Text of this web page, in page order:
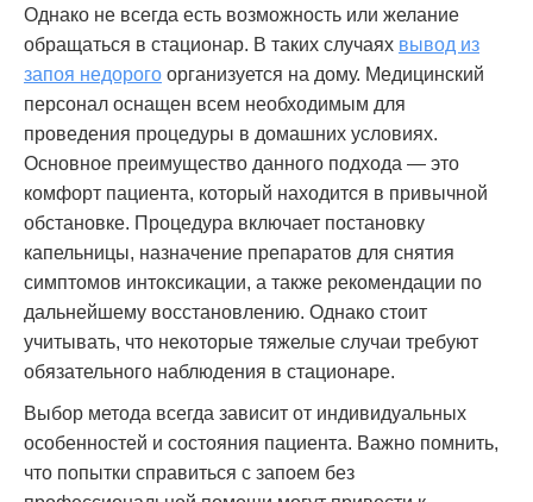
Однако не всегда есть возможность или желание
обращаться в стационар. В таких случаях вывод из
запоя недорого организуется на дому. Медицинский
персонал оснащен всем необходимым для
проведения процедуры в домашних условиях.
Основное преимущество данного подхода — это
комфорт пациента, который находится в привычной
обстановке. Процедура включает постановку
капельницы, назначение препаратов для снятия
симптомов интоксикации, а также рекомендации по
дальнейшему восстановлению. Однако стоит
учитывать, что некоторые тяжелые случаи требуют
обязательного наблюдения в стационаре.
Выбор метода всегда зависит от индивидуальных
особенностей и состояния пациента. Важно помнить,
что попытки справиться с запоем без